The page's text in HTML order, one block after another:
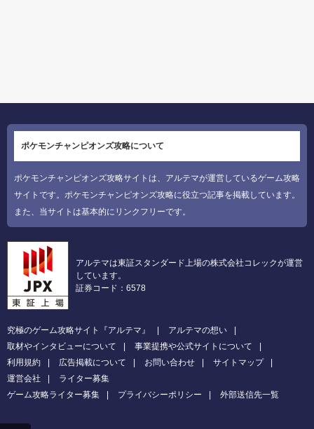
ポケモンチャンピオンズ攻略について
ポケモンチャンピオンズ攻略サイトは、アルテマが運営しているゲーム攻略
サイトです。ポケモンチャンピオンズ攻略に役立つ記事を掲載しています。
また、当サイトは基本的にリンクフリーです。
アルテマは東証スタンダード上場の株式会社コレックが運営
しています。
証券コード：6578
究極のゲーム攻略サイト『アルテマ』
アルテマの想い
取材やインタビューについて
事業提携や公式サイトについて
利用規約
広告掲載について お問い合わせ
サイトマップ
運営会社
ライター募集
ゲーム攻略ライター募集
プライバシーポリシー 外部送信先一覧